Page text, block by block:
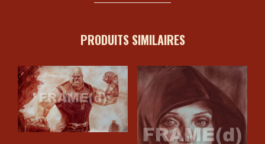
PRODUITS SIMILAIRES